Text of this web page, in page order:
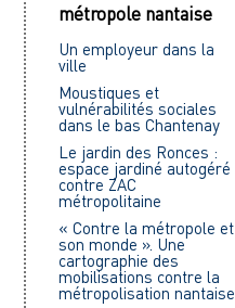
métropole nantaise
Un employeur dans la
ville
Moustiques et
vulnérabilités sociales
dans le bas Chantenay
Le jardin des Ronces :
espace jardiné autogéré
contre ZAC
métropolitaine
« Contre la métropole et
son monde ». Une
cartographie des
mobilisations contre la
métropolisation nantaise